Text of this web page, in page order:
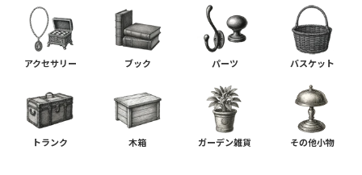
アクセサリー ブック パーツ バスケット
トランク 木箱 ガーデン雑貨 その他小物